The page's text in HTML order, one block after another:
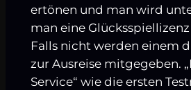
ertönen und man wird
man eine
Falls nicht werden einem
zur Ausreise mitgegeben.
Service“ wie die ersten